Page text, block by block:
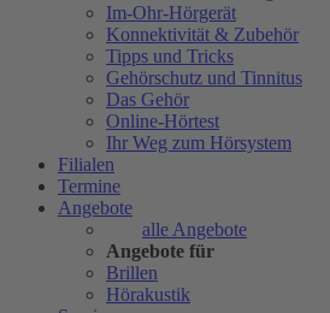
Im-Ohr-Hörgerät
Konnektivität & Zubehör
Tipps und Tricks
Gehörschutz und Tinnitus
Das Gehör
Online-Hörtest
Ihr Weg zum Hörsystem
Filialen
Termine
Angebote
alle Angebote
Angebote für
Brillen
Hörakustik